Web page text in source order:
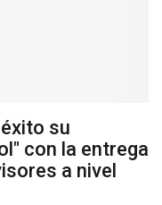
su
con la entrega
a nivel